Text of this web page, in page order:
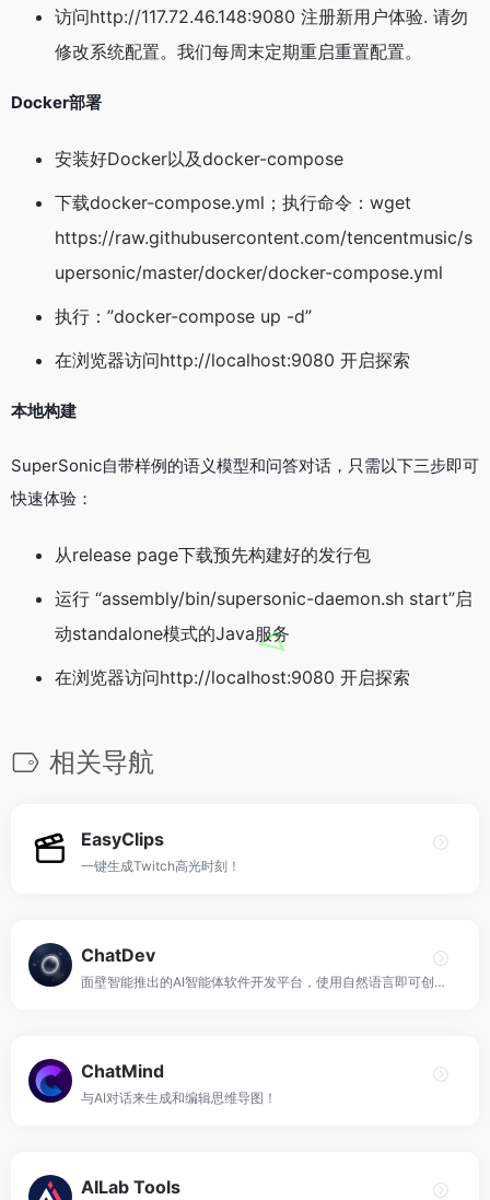
访问http://117.72.46.148:9080 注册新用户体验. 请勿
修改系统配置。我们每周末定期重启重置配置。
Docker部署
安装好Docker以及docker-compose
下载docker-compose.yml；执行命令：wget
https://raw.githubusercontent.com/tencentmusic/s
upersonic/master/docker/docker-compose.yml
执行：”docker-compose up -d”
在浏览器访问http://localhost:9080 开启探索
本地构建
SuperSonic自带样例的语义模型和问答对话，只需以下三步即可
快速体验：
从release page下载预先构建好的发行包
运行 “assembly/bin/supersonic-daemon.sh start”启
动standalone模式的Java服务
在浏览器访问http://localhost:9080 开启探索
相关导航
EasyClips
一键生成Twitch高光时刻！
ChatDev
面壁智能推出的AI智能体软件开发平台，使用自然语言即可创建软件！
ChatMind
与AI对话来生成和编辑思维导图！
AILab Tools